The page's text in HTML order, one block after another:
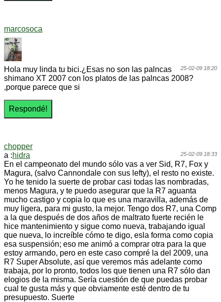
marcosoca
25-02-09 18:20
Hola muy linda tu bici.¿Esas no son las palncas
shimano XT 2007 con los platos de las palncas 2008?
,porque parece que si
chopper
25-02-09 18:33
a :hidra
En el campeonato del mundo sólo vas a ver Sid, R7, Fox y
Magura, (salvo Cannondale con sus lefty), el resto no existe.
Yo he tenido la suerte de probar casi todas las nombradas,
menos Magura, y te puedo asegurar que la R7 aguanta
mucho castigo y copia lo que es una maravilla, además de
muy ligera, para mi gusto, la mejor. Tengo dos R7, una Comp
a la que después de dos años de maltrato fuerte recién le
hice mantenimiento y sigue como nueva, trabajando igual
que nueva, lo increíble cómo te digo, esla forma como copia
esa suspensión; eso me animó a comprar otra para la que
estoy armando, pero en este caso compré la del 2009, una
R7 Super Absolute, así que veremos más adelante como
trabaja, por lo pronto, todos los que tienen una R7 sólo dan
elogios de la misma. Sería cuestión de que puedas probar
cual te gusta más y que obviamente esté dentro de tu
presupuesto. Suerte